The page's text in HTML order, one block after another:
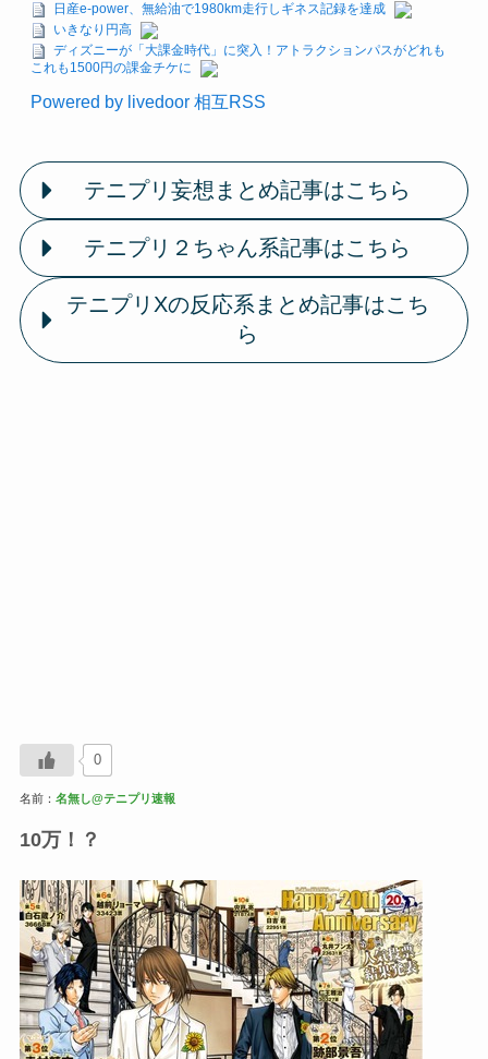
日産e-power、無給油で1980km走行しギネス記録を達成
いきなり円高
ディズニーが「大課金時代」に突入！アトラクションパスがどれも
これも1500円の課金チケに
Powered by livedoor 相互RSS
テニプリ妄想まとめ記事はこちら
テニプリ２ちゃん系記事はこちら
テニプリXの反応系まとめ記事はこち
ら
0
名前： 名無し@テニプリ速報
10万！？